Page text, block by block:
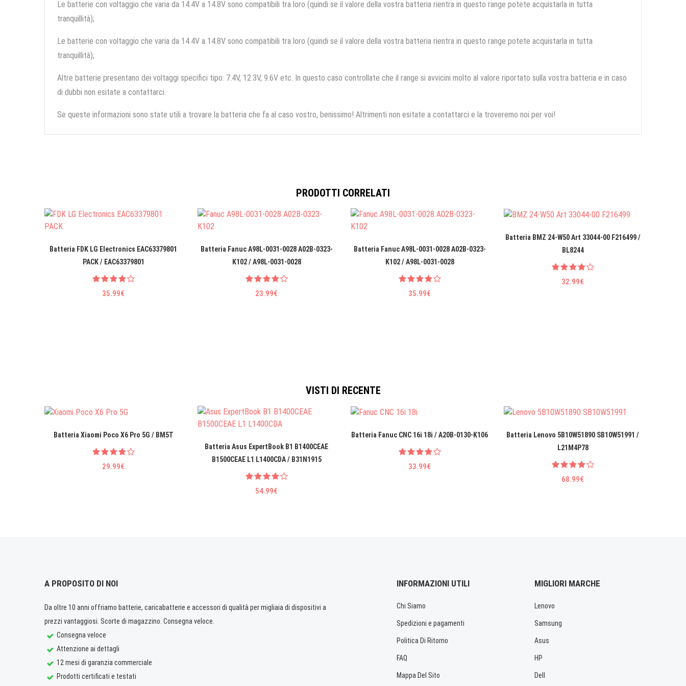
Le batterie con voltaggio che varia da 14.4V a 14.8V sono compatibili tra loro (quindi se il valore della vostra batteria rientra in questo range potete acquistarla in tutta
tranquillità);
Le batterie con voltaggio che varia da 14.4V a 14.8V sono compatibili tra loro (quindi se il valore della vostra batteria rientra in questo range potete acquistarla in tutta
tranquillità);
Altre batterie presentano dei voltaggi specifici tipo: 7.4V, 12.3V, 9.6V etc. In questo caso controllate che il range si avvicini molto al valore riportato sulla vostra batteria e in caso
di dubbi non esitate a contattarci.
Se queste informazioni sono state utili a trovare la batteria che fa al caso vostro, benissimo! Altrimenti non esitate a contattarci e la troveremo noi per voi!
PRODOTTI CORRELATI
Batteria FDK LG EIectronics EAC63379801
PACK / EAC63379801
35.99€
Batteria Fanuc A98L-0031-0028 A02B-0323-
K102 / A98L-0031-0028
23.99€
Batteria Fanuc A98L-0031-0028 A02B-0323-
K102 / A98L-0031-0028
35.99€
Batteria BMZ 24-W50 Art 33044-00 F216499 /
BL8244
32.99€
VISTI DI RECENTE
Batteria Xiaomi Poco X6 Pro 5G / BM5T
29.99€
Batteria Asus ExpertBook B1 B1400CEAE
B1500CEAE L1 L1400CDA / B31N1915
54.99€
Batteria Fanuc CNC 16i 18i / A20B-0130-K106
33.99€
Batteria Lenovo 5B10W51890 SB10W51991 /
L21M4P78
68.99€
A PROPOSITO DI NOI
Da oltre 10 anni offriamo batterie, caricabatterie e accessori di qualità per migliaia di dispositivi a
prezzi vantaggiosi. Scorte di magazzino. Consegna veloce.
Consegna veloce
Attenzione ai dettagli
12 mesi di garanzia commerciale
Prodotti certificati e testati
INFORMAZIONI UTILI
Chi Siamo
Spedizioni e pagamenti
Politica Di Ritorno
FAQ
Mappa Del Sito
MIGLIORI MARCHE
Lenovo
Samsung
Asus
HP
Dell